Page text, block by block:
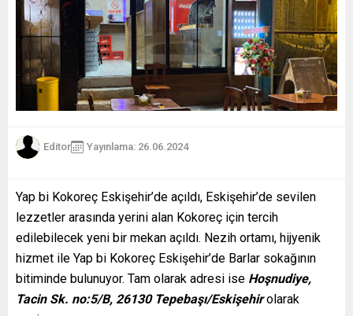
Editor Yayınlama: 26.06.2024
Yap bi Kokoreç Eskişehir’de açıldı, Eskişehir’de sevilen
lezzetler arasında yerini alan Kokoreç için tercih
edilebilecek yeni bir mekan açıldı. Nezih ortamı, hijyenik
hizmet ile Yap bi Kokoreç Eskişehir’de Barlar sokağının
bitiminde bulunuyor. Tam olarak adresi ise Hoşnudiye,
Tacin Sk. no:5/B, 26130 Tepebaşı/Eskişehirolarak